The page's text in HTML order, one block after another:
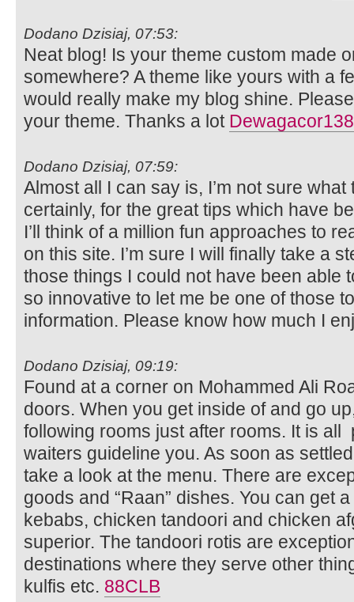
Dodano Dzisiaj, 07:53:
Neat blog! Is your theme custom made
somewhere? A theme like yours with a
would really make my blog shine.
your theme. Thanks a lot Dewagacor138
Dodano Dzisiaj, 07:59:
Almost all I can say is, I’m not sure
certainly, for the great tips which have
I’ll think of a million fun approaches to
on this site. I’m sure I will finally take a
those things I could not have been able
so innovative to let me be one of those
information. Please know how much I
Dodano Dzisiaj, 09:19:
Found at a corner on Mohammed Ali
doors. When you get inside of and go
following rooms just after rooms. It is all
waiters guideline you. As soon as
take a look at the menu. There are
goods and “Raan” dishes. You can get
kebabs, chicken tandoori and chicken
superior. The tandoori rotis are
destinations where they serve other
kulfis etc. 88CLB